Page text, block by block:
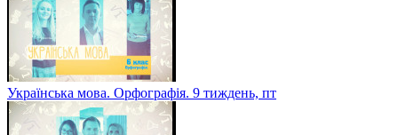
Англійська мова. Харчування. Урок №5. 9 тиждень, пт